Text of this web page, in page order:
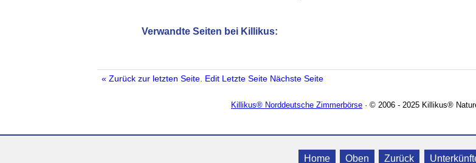
Verwandte Seiten bei Killikus:
« Zurück zur letzten Seite. Edit Letzte Seite Nächste Seite
Killikus® Norddeutsche Zimmerbörse · © 2006 - 2025 Killikus®
Home Oben Zurück